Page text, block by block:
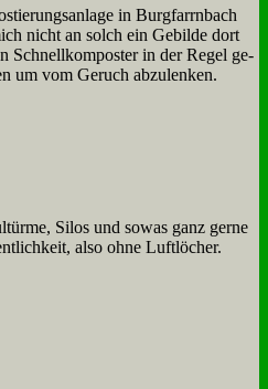
in Burg­farrn­bach
nicht an solch ein Ge­bil­de dort
Schnell­kom­po­ster in der Re­gel ge­
um vom Ge­ruch ab­zu­len­ken.
Si­los und so­was ganz ger­ne
al­so oh­ne Luft­lö­cher.